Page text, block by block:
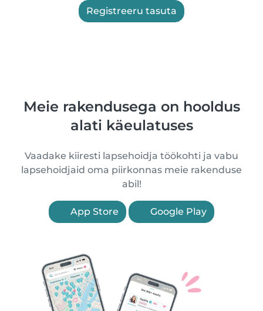
Registreeru tasuta
Meie rakendusega on hooldus
alati käeulatuses
Vaadake kiiresti lapsehoidja töökohti ja vabu
lapsehoidjaid oma piirkonnas meie rakenduse
abil!
App Store Google Play